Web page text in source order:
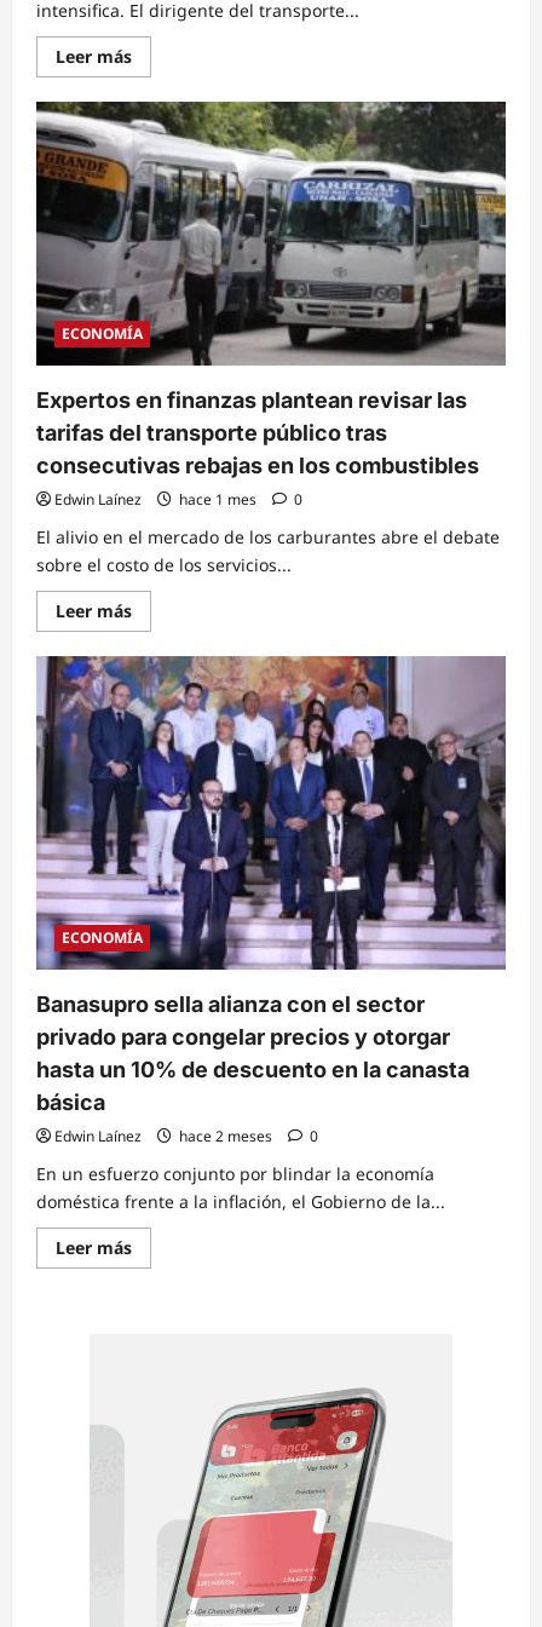
intensifica. El dirigente del transporte...
Leer másRead
more
Dirigencia
del
transporte
urbano
condiciona
rebaja
al
pasaje:
Solo
bajará
si
el
combustible
cae
a
75
ECONOMÍA
Expertos en finanzas plantean revisar las
tarifas del transporte público tras
consecutivas rebajas en los combustibles
Edwin Laínez hace 1 mes 0
El alivio en el mercado de los carburantes abre el debate
sobre el costo de los servicios...
Leer másRead
more
Expertos
en
finanzas
plantean
revisar
las
tarifas
del
transporte
público
tras
consecutivas
rebajas
en
los
combustibles
ECONOMÍA
Banasupro sella alianza con el sector
privado para congelar precios y otorgar
hasta un 10% de descuento en la canasta
básica
Edwin Laínez hace 2 meses 0
En un esfuerzo conjunto por blindar la economía
doméstica frente a la inflación, el Gobierno de la...
Leer másRead
more
descuento
canasta